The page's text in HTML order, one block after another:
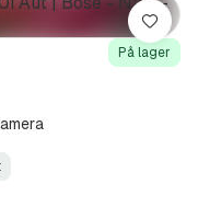
På lager
Lagre